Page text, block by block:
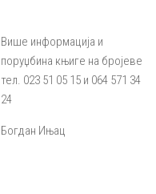
Више информација и
поруџбина књиге на бројеве
тел. 023 51 05 15 и 064 571 34
24
Богдан Ињац